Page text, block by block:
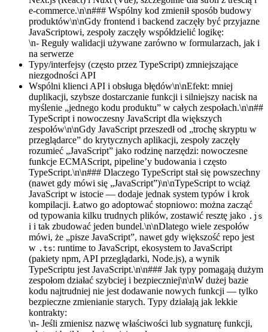
e-commerce.\n\n### Wspólny kod zmienił sposób budowy
produktów\n\nGdy frontend i backend zaczęły być przyjazne
JavaScriptowi, zespoły zaczęły współdzielić logikę:
\n- Reguły walidacji używane zarówno w formularzach, jak i
na serwerze
Typy/interfejsy (często przez TypeScript) zmniejszające
niezgodności API
Wspólni klienci API i obsługa błędów\n\nEfekt: mniej
duplikacji, szybsze dostarczanie funkcji i silniejszy nacisk na
myślenie „jednego kodu produktu” w całych zespołach.\n\n##
TypeScript i nowoczesny JavaScript dla większych
zespołów\n\nGdy JavaScript przeszedł od „trochę skryptu w
przeglądarce” do krytycznych aplikacji, zespoły zaczęły
rozumieć „JavaScript” jako rodzinę narzędzi: nowoczesne
funkcje ECMAScript, pipeline’y budowania i często
TypeScript.\n\n### Dlaczego TypeScript stał się powszechny
(nawet gdy mówi się „JavaScript”)\n\nTypeScript to wciąż
JavaScript w istocie — dodaje jednak system typów i krok
kompilacji. Łatwo go adoptować stopniowo: można zacząć
od typowania kilku trudnych plików, zostawić resztę jako .js
i i tak zbudować jeden bundel.\n\nDlatego wiele zespołów
mówi, że „pisze JavaScript”, nawet gdy większość repo jest
w .ts: runtime to JavaScript, ekosystem to JavaScript
(pakiety npm, API przeglądarki, Node.js), a wynik
TypeScriptu jest JavaScript.\n\n### Jak typy pomagają dużym
zespołom działać szybciej i bezpieczniej\n\nW dużej bazie
kodu najtrudniej nie jest dodawanie nowych funkcji — tylko
bezpieczne zmienianie starych. Typy działają jak lekkie
kontrakty:
\n- Jeśli zmienisz nazwę właściwości lub sygnaturę funkcji,